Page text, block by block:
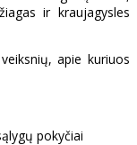
ir kraujagysles
apie kuriuos
pokyčiai